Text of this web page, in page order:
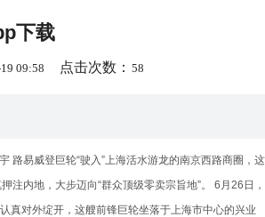
下载
09:58 点击次数： 58
路易威登巨轮“驶入”上海活水游龙的南京西路商圈，这
注内地，大步迈向“群众顶级零卖宗旨地”。 6月26日，
真对外绽开，这艘前锋巨轮坐落于上海市中心的兴业